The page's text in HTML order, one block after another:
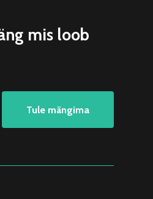
mis loob
Tule mängima